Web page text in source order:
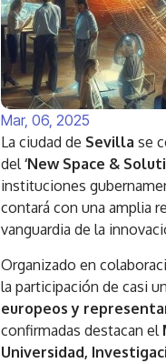
Mar, 06, 2025
La ciudad de Sevilla se
del‘New Space &
instituciones
contará con una amplia
vanguardia de la
Organizado en
la participación de casi
europeos y
confirmadas destacan el
Universidad,